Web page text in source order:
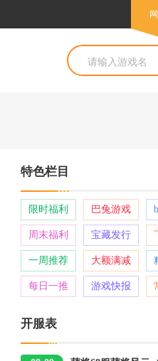
特色栏目
限时福利 巴兔游戏
周末福利 宝藏发行
一周推荐 大额满减
每日一推 游戏快报
开服表